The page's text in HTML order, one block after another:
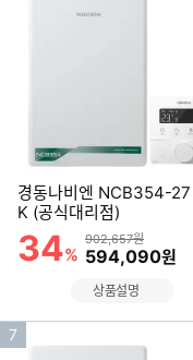
경동나비엔 NCB354-27
K (공식대리점)
할인률
34%
상품금액
902,657원
할인금액
594,090원
상품설명
인
7